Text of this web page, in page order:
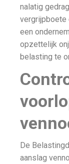
nalatig
vergrijpboete
een
opzettelijk
belasting te
De
aanslag